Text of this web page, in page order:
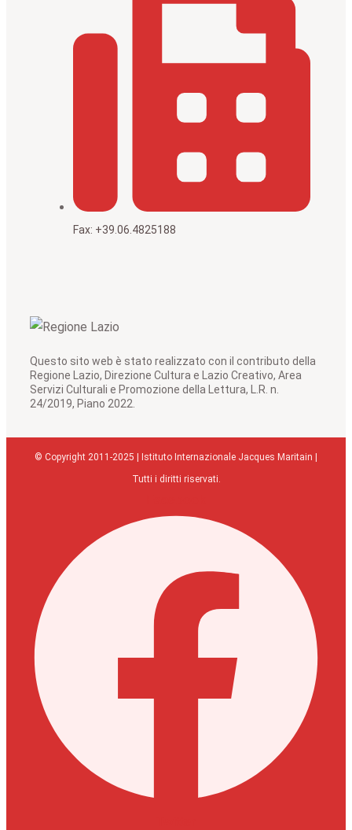
Fax: +39.06.4825188
Questo sito web è stato realizzato con il contributo della
Regione Lazio, Direzione Cultura e Lazio Creativo, Area
Servizi Culturali e Promozione della Lettura, L.R. n.
24/2019, Piano 2022.
© Copyright 2011-2025 | Istituto Internazionale Jacques Maritain |
Tutti i diritti riservati.